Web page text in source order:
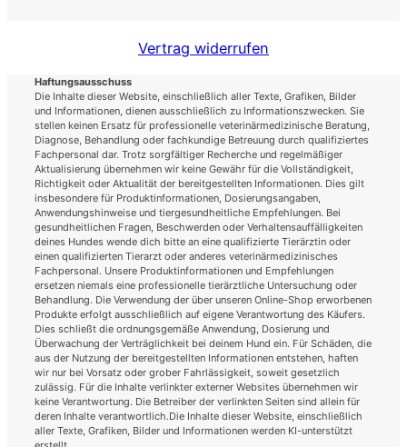
Vertrag widerrufen
Haftungsausschuss
Die Inhalte dieser Website, einschließlich aller Texte, Grafiken, Bilder
und Informationen, dienen ausschließlich zu Informationszwecken. Sie
stellen keinen Ersatz für professionelle veterinärmedizinische Beratung,
Diagnose, Behandlung oder fachkundige Betreuung durch qualifiziertes
Fachpersonal dar. Trotz sorgfältiger Recherche und regelmäßiger
Aktualisierung übernehmen wir keine Gewähr für die Vollständigkeit,
Richtigkeit oder Aktualität der bereitgestellten Informationen. Dies gilt
insbesondere für Produktinformationen, Dosierungsangaben,
Anwendungshinweise und tiergesundheitliche Empfehlungen. Bei
gesundheitlichen Fragen, Beschwerden oder Verhaltensauffälligkeiten
deines Hundes wende dich bitte an eine qualifizierte Tierärztin oder
einen qualifizierten Tierarzt oder anderes veterinärmedizinisches
Fachpersonal. Unsere Produktinformationen und Empfehlungen
ersetzen niemals eine professionelle tierärztliche Untersuchung oder
Behandlung. Die Verwendung der über unseren Online-Shop erworbenen
Produkte erfolgt ausschließlich auf eigene Verantwortung des Käufers.
Dies schließt die ordnungsgemäße Anwendung, Dosierung und
Überwachung der Verträglichkeit bei deinem Hund ein. Für Schäden, die
aus der Nutzung der bereitgestellten Informationen entstehen, haften
wir nur bei Vorsatz oder grober Fahrlässigkeit, soweit gesetzlich
zulässig. Für die Inhalte verlinkter externer Websites übernehmen wir
keine Verantwortung. Die Betreiber der verlinkten Seiten sind allein für
deren Inhalte verantwortlich.Die Inhalte dieser Website, einschließlich
aller Texte, Grafiken, Bilder und Informationen werden KI-unterstützt